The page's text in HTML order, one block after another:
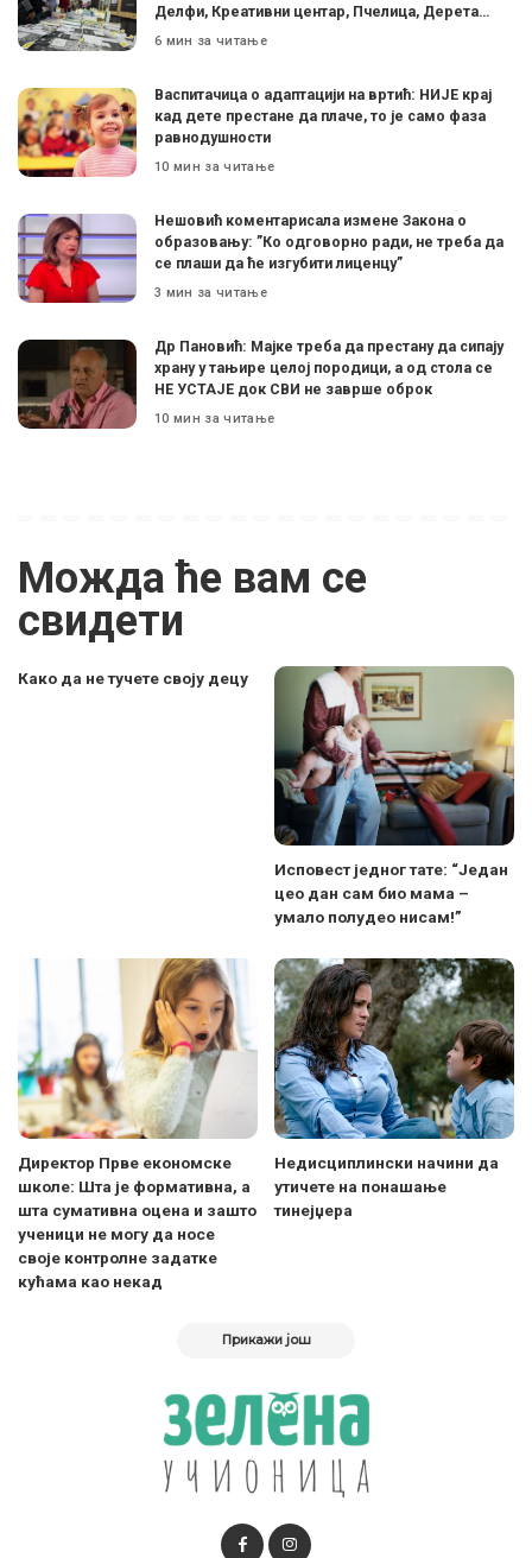
Делфи, Креативни центар, Пчелица, Дерета…
6 мин за читање
Васпитачица о адаптацији на вртић: НИЈЕ крај
кад дете престане да плаче, то је само фаза
равнодушности
10 мин за читање
Нешовић коментарисала измене Закона о
образовању: ”Ко одговорно ради, не треба да
се плаши да ће изгубити лиценцу”
3 мин за читање
Др Пановић: Мајке треба да престану да сипају
храну у тањире целој породици, а од стола се
НЕ УСТАЈЕ док СВИ не заврше оброк
10 мин за читање
Можда ће вам се
свидети
Како да не тучете своју децу
Исповест једног тате: “Један
цео дан сам био мама –
умало полудео нисам!”
Директор Прве економске
школе: Шта је формативна, а
шта сумативна оцена и зашто
ученици не могу да носе
своје контролне задатке
кућама као некад
Недисциплински начини да
утичете на понашање
тинејџера
Прикажи још